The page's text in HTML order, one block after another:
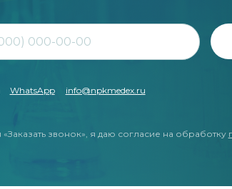
WhatsApp info@npkmedex.ru
звонок», я даю согласие на обработку